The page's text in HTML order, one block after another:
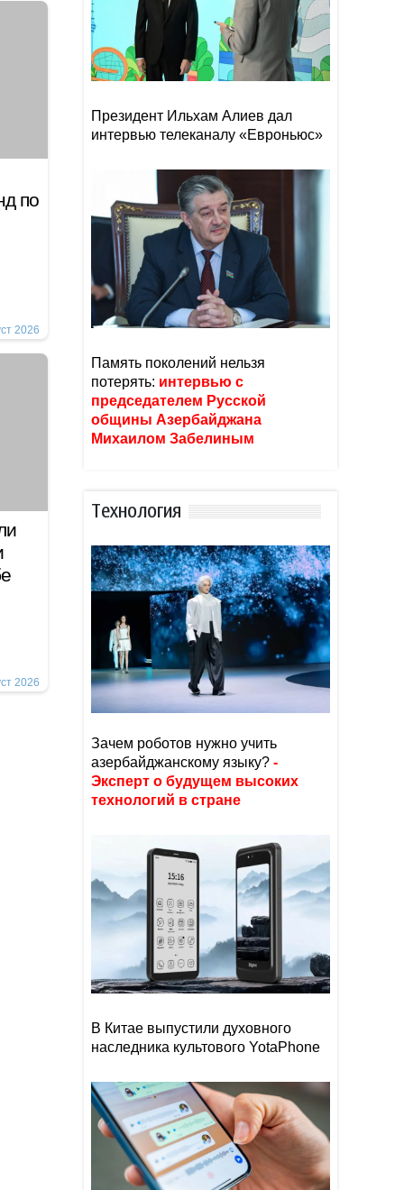
по
2026
2026
Президент Ильхам Алиев дал
интервью телеканалу «Евроньюс»
Память поколений нельзя
потерять: интервью с
председателем Русской
общины Азербайджана
Михаилом Забелиным
Тexнoлoгия
Зачем роботов нужно учить
азербайджанскому языку? -
Эксперт о будущем высоких
технологий в стране
В Китае выпустили духовного
наследника культового YotaPhone